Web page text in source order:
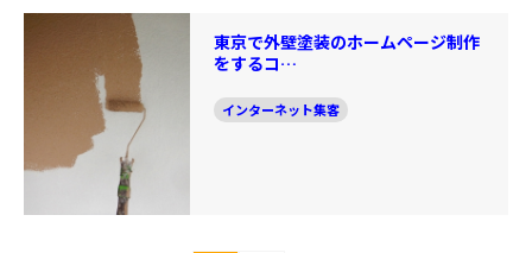
東京で外壁塗装のホームページ制作
をするコ…
インターネット集客